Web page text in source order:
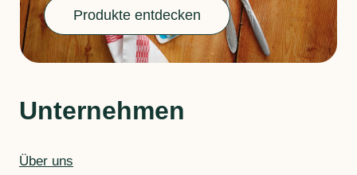
Produkte entdecken
Unternehmen
Über uns